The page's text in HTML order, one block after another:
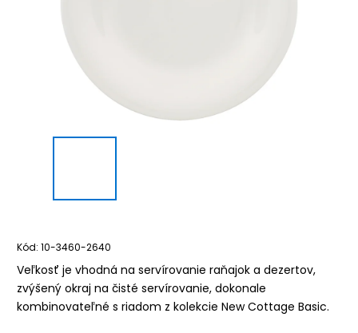
Kód: 10-3460-2640
Veľkosť je vhodná na servírovanie raňajok a dezertov,
zvýšený okraj na čisté servírovanie, dokonale
kombinovateľné s riadom z kolekcie New Cottage Basic.